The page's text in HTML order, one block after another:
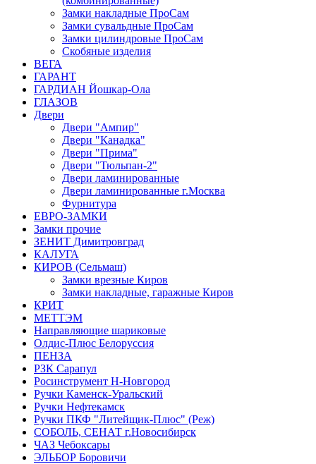
Замки накладные ПроСам
Замки сувальдные ПроСам
Замки цилиндровые ПроСам
Скобяные изделия
ВЕГА
ГАРАНТ
ГАРДИАН Йошкар-Ола
ГЛАЗОВ
Двери
Двери "Ампир"
Двери "Канадка"
Двери "Прима"
Двери "Тюльпан-2"
Двери ламинированные
Двери ламинированные г.Москва
Фурнитура
ЕВРО-ЗАМКИ
Замки прочие
ЗЕНИТ Димитровград
КАЛУГА
КИРОВ (Сельмаш)
Замки врезные Киров
Замки накладные, гаражные Киров
КРИТ
МЕТТЭМ
Направляющие шариковые
Олдис-Плюс Белоруссия
ПЕНЗА
РЗК Сарапул
Росинструмент Н-Новгород
Ручки Каменск-Уральский
Ручки Нефтекамск
Ручки ПКФ "Литейщик-Плюс" (Реж)
СОБОЛЬ, СЕНАТ г.Новосибирск
ЧАЗ Чебоксары
ЭЛЬБОР Боровичи